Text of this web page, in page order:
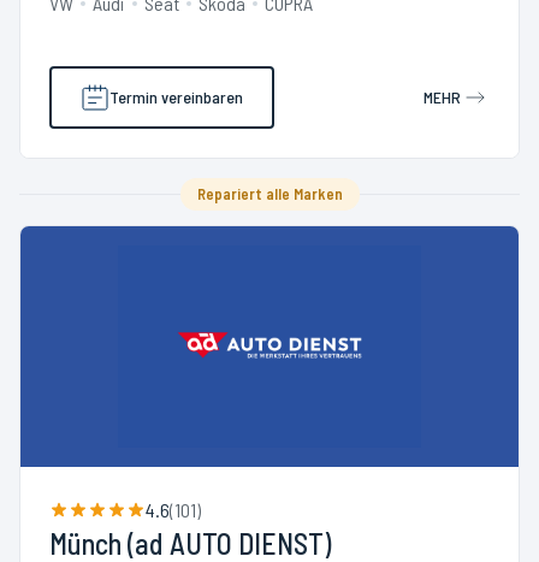
Termin vereinbaren MEHR
Repariert alle Marken
4.6(101)
Münch (ad AUTO DIENST)